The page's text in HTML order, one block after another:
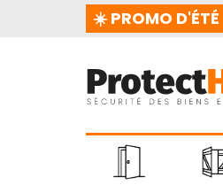
☀️ PROMO D'ÉTÉ
pas de vacances ! 📢